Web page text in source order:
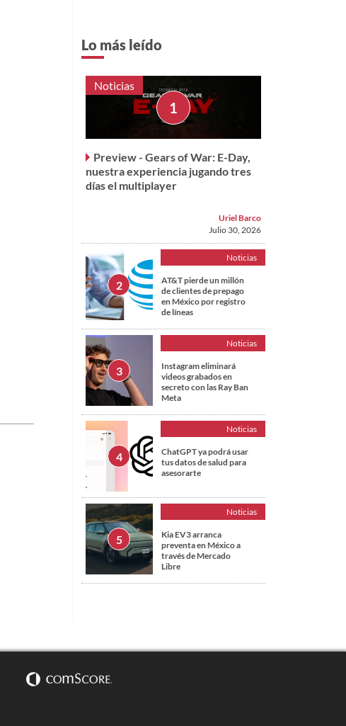
Lo más leído
Noticias
Preview - Gears of War: E-Day,
nuestra experiencia jugando tres
días el multiplayer
Uriel Barco
Julio 30, 2026
Noticias
AT&T pierde un millón
de clientes de prepago
en México por registro
de líneas
Noticias
Instagram eliminará
videos grabados en
secreto con las Ray Ban
Meta
Noticias
ChatGPT ya podrá usar
tus datos de salud para
asesorarte
Noticias
Kia EV3 arranca
preventa en México a
través de Mercado
Libre